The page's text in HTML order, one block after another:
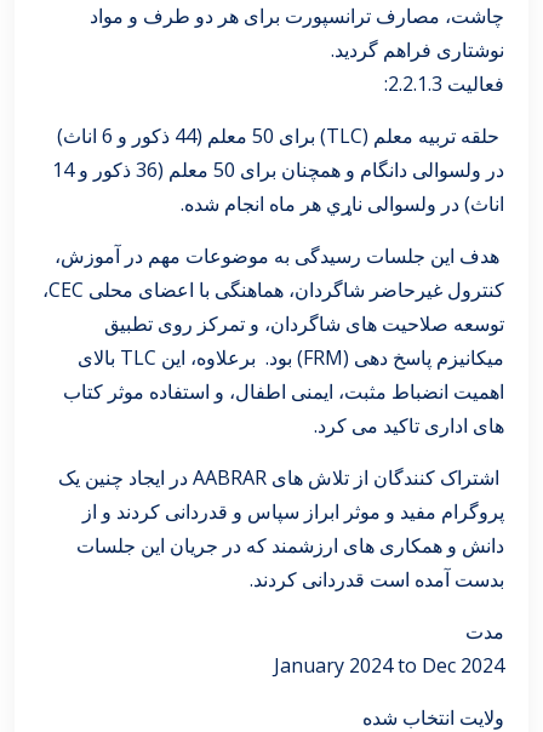
چاشت، مصارف ترانسپورت برای هر دو طرف و مواد
نوشتاری فراهم گردید.
فعالیت 2.2.1.3:
حلقه تربیه معلم (TLC) برای 50 معلم (44 ذکور و 6 اناث)
در ولسوالی دانگام و همچنان برای 50 معلم (36 ذکور و 14
اناث) در ولسوالی ناړي هر ماه انجام شده.
هدف این جلسات رسیدگی به موضوعات مهم در آموزش،
کنترول غیرحاضر شاگردان، هماهنگی با اعضای محلی CEC،
توسعه صلاحیت های شاگردان، و تمرکز روی تطبیق
میکانیزم پاسخ دهی (FRM) بود. برعلاوه، این TLC بالای
اهمیت انضباط مثبت، ایمنی اطفال، و استفاده موثر کتاب
های اداری تاکید می کرد.
اشتراک کنندگان از تلاش های AABRAR در ایجاد چنین یک
پروگرام مفید و موثر ابراز سپاس و قدردانی کردند و از
دانش و همکاری های ارزشمند که در جریان این جلسات
بدست آمده است قدردانی کردند.
مدت
January 2024 to Dec 2024
ولایت انتخاب شده